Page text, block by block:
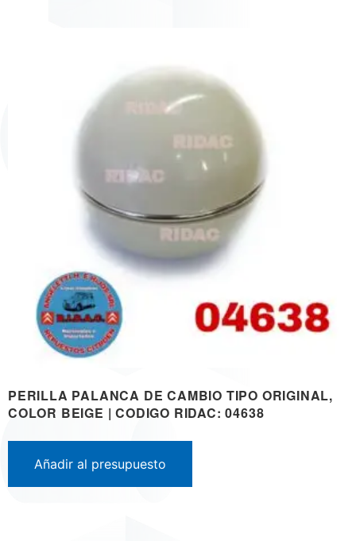
PERILLA PALANCA DE CAMBIO TIPO ORIGINAL,
COLOR BEIGE | CODIGO RIDAC: 04638
Añadir al presupuesto